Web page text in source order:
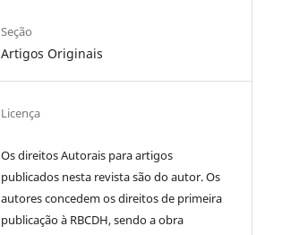
Seção
Artigos Originais
Licença
Os direitos Autorais para artigos
publicados nesta revista são do autor. Os
autores concedem os direitos de primeira
publicação à RBCDH, sendo a obra